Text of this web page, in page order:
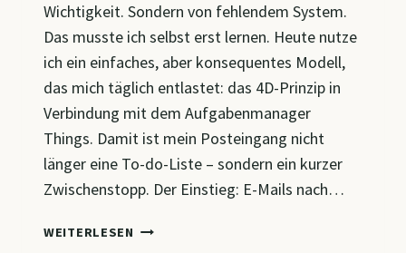
Wichtigkeit. Sondern von fehlendem System.
Das musste ich selbst erst lernen. Heute nutze
ich ein einfaches, aber konsequentes Modell,
das mich täglich entlastet: das 4D-Prinzip in
Verbindung mit dem Aufgabenmanager
Things. Damit ist mein Posteingang nicht
länger eine To-do-Liste – sondern ein kurzer
Zwischenstopp. Der Einstieg: E-Mails nach…
WEITERLESEN MEIN